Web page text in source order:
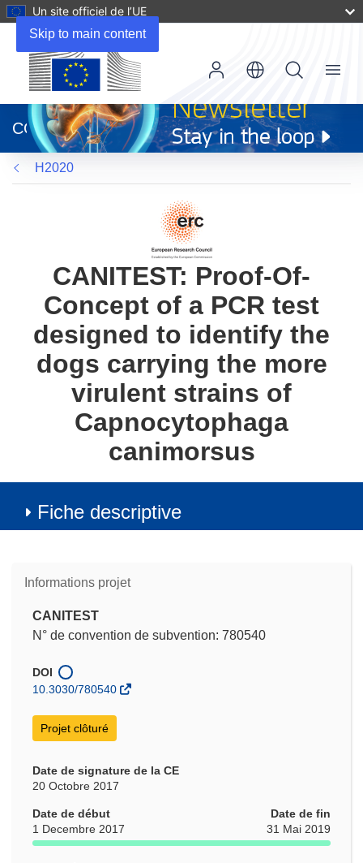
Skip to main content
Un site officiel de l’UE
dans
une
nouvelle
fenêtre)
CORDIS
Menu
H2020
CANITEST: Proof-Of-
Concept of a PCR test
designed to identify the
dogs carrying the more
virulent strains of
Capnocytophaga
canimorsus
Fiche descriptive
Informations projet
CANITEST
N° de convention de subvention: 780540
DOI
10.3030/780540
Projet clôturé
Date de signature de la CE
20 Octobre 2017
Date de début
1 Decembre 2017
Date de fin
31 Mai 2019